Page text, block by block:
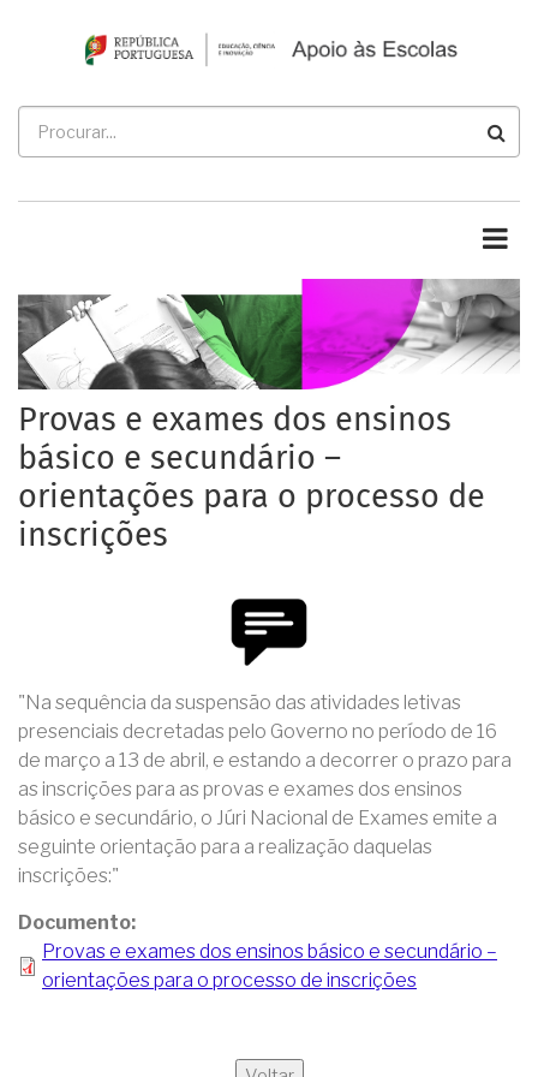
conteúdo
principal
Provas e exames dos ensinos
básico e secundário –
orientações para o processo de
inscrições
"Na sequência da suspensão das atividades letivas
presenciais decretadas pelo Governo no período de 16
de março a 13 de abril, e estando a decorrer o prazo para
as inscrições para as provas e exames dos ensinos
básico e secundário, o Júri Nacional de Exames emite a
seguinte orientação para a realização daquelas
inscrições:"
Documento
Provas e exames dos ensinos básico e secundário –
orientações para o processo de inscrições